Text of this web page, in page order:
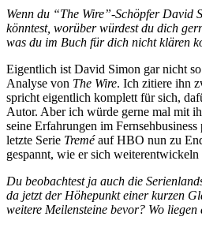
Wenn du “The Wire”-Schöpfer David
könntest, worüber würdest du dich
was du im Buch für dich nicht klären
Eigentlich ist David Simon gar nicht
Analyse von The Wire. Ich zitiere ihn
spricht eigentlich komplett für sich,
Autor. Aber ich würde gerne mal mit
seine Erfahrungen im
letzte Serie Treméauf HBO nun zu
gespannt, wie er sich
Du beobachtest ja auch die
da jetzt der Höhepunkt einer kurzen
weitere Meilensteine bevor? Wo